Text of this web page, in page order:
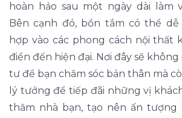
hoàn hảo sau một ngày dài làm
Bên cạnh đó, bồn tắm có thể
hợp vào các phong cách nội thất
điển đến hiện đại. Nơi đây sẽ
tư để bạn chăm sóc bản thân mà
lý tưởng để tiếp đãi những vị
thăm nhà bạn, tạo nên ấn tượng